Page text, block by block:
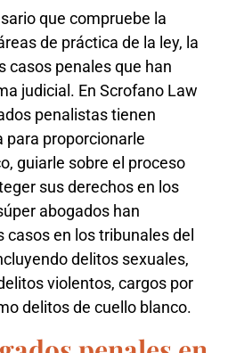
que compruebe la
de práctica de la ley, la
casos penales que han
judicial. En Scrofano Law
penalistas tienen
para proporcionarle
guiarle sobre el proceso
sus derechos en los
abogados han
casos en los tribunales del
delitos sexuales,
violentos, cargos por
delitos de cuello blanco.